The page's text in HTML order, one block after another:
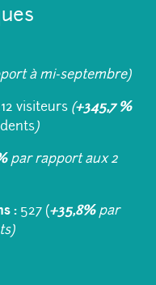
à mi-septembre)
visiteurs (+345,7 %
)
par rapport aux 2
: 527 (+35,8%par